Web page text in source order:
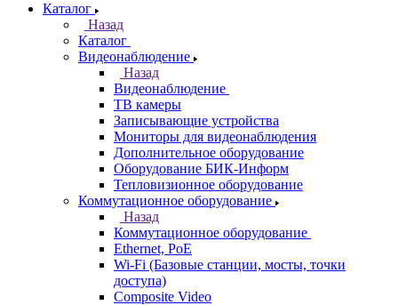
Каталог
Назад
Каталог
Видеонаблюдение
Назад
Видеонаблюдение
ТВ камеры
Записывающие устройства
Мониторы для видеонаблюдения
Дополнительное оборудование
Оборудование БИК-Информ
Тепловизионное оборудование
Коммутационное оборудование
Назад
Коммутационное оборудование
Ethernet, PoE
Wi-Fi (Базовые станции, мосты, точки
доступа)
Composite Video